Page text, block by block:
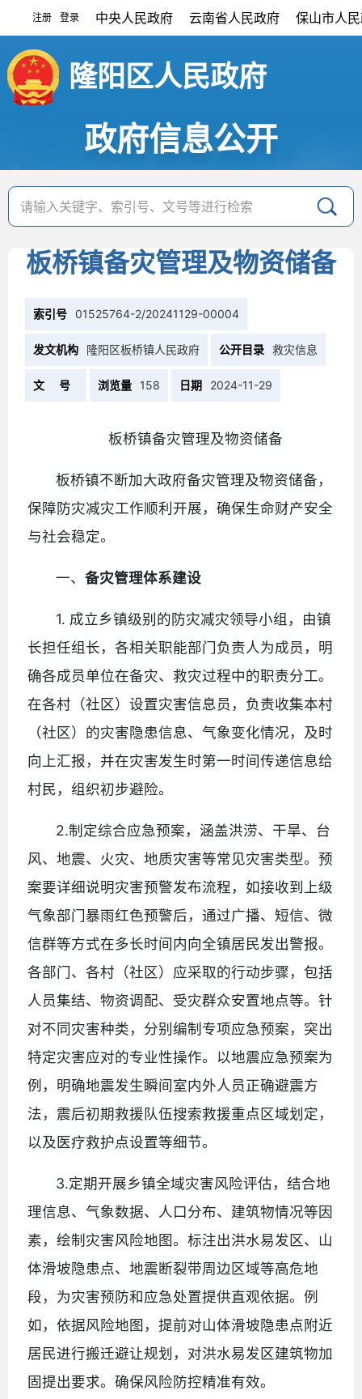
注册 登录 中央人民政府 云南省人民政府 保山市人
隆阳区人民政府
政府信息公开
​板桥镇备灾管理及物资储备
索引号 01525764-2/20241129-00004
发文机构 隆阳区板桥镇人民政府 公开目录 救灾信息
文 号 浏览量 158 日期 2024-11-29
板桥镇备灾管理及物资储备
板桥镇不断加大政府备灾管理及物资储备，
保障防灾减灾工作顺利开展，确保生命财产安全
与社会稳定。
一、备灾管理体系建设
1. 成立乡镇级别的防灾减灾领导小组，由镇
长担任组长，各相关职能部门负责人为成员，明
确各成员单位在备灾、救灾过程中的职责分工。
在各村（社区）设置灾害信息员，负责收集本村
（社区）的灾害隐患信息、气象变化情况，及时
向上汇报，并在灾害发生时第一时间传递信息给
村民，组织初步避险。
2.制定综合应急预案，涵盖洪涝、干旱、台
风、地震、火灾、地质灾害等常见灾害类型。预
案要详细说明灾害预警发布流程，如接收到上级
气象部门暴雨红色预警后，通过广播、短信、微
信群等方式在多长时间内向全镇居民发出警报。
各部门、各村（社区）应采取的行动步骤，包括
人员集结、物资调配、受灾群众安置地点等。针
对不同灾害种类，分别编制专项应急预案，突出
特定灾害应对的专业性操作。以地震应急预案为
例，明确地震发生瞬间室内外人员正确避震方
法，震后初期救援队伍搜索救援重点区域划定，
以及医疗救护点设置等细节。
3.定期开展乡镇全域灾害风险评估，结合地
理信息、气象数据、人口分布、建筑物情况等因
素，绘制灾害风险地图。标注出洪水易发区、山
体滑坡隐患点、地震断裂带周边区域等高危地
段，为灾害预防和应急处置提供直观依据。例
如，依据风险地图，提前对山体滑坡隐患点附近
居民进行搬迁避让规划，对洪水易发区建筑物加
固提出要求。确保风险防控精准有效。